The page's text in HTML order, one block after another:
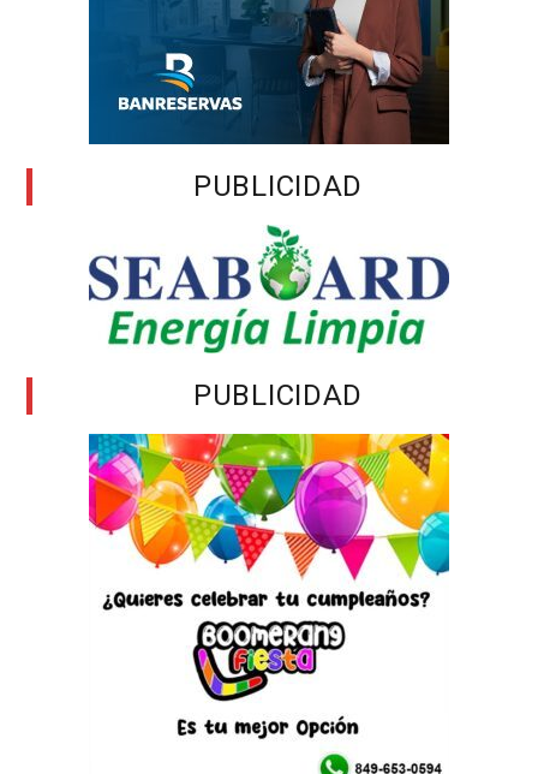
PUBLICIDAD
PUBLICIDAD